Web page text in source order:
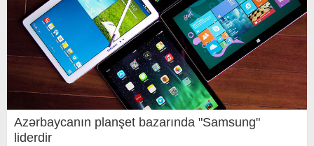
Azərbaycanın planşet bazarında "Samsung"
liderdir